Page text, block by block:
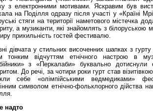
з електронними мотивами. Яскравим був
на Поділля одразу після участі у «Країні
стяги на території наметового містечка
а музиканти, які знайомлять з білоруською
прихильність гостей фестивалю.
дівчата у стильних височенних шапках з
тонким відчуттям етнічного настрою в
з «Перкалаби» буквально дотиснули
До речі, за чотири роки гурт став
себе «олім­пійськими ведмедиками»
символом етнічно-фольклорного дійства
надто